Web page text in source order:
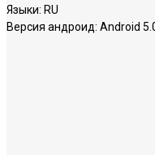
Языки: RU
Версия андроид: Android